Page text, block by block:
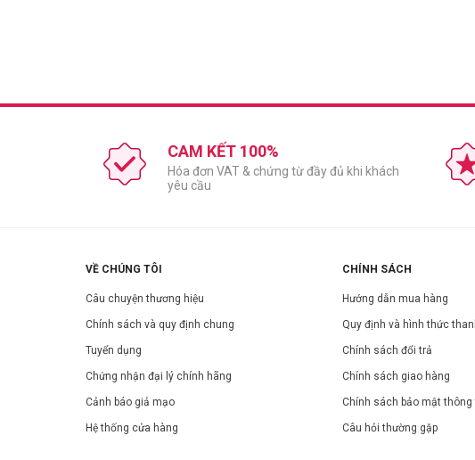
CAM KẾT 100%
Hóa đơn VAT & chứng từ đầy đủ khi khách
yêu cầu
VỀ CHÚNG TÔI
Câu chuyện thương hiệu
Chính sách và quy định chung
Tuyển dụng
Chứng nhận đại lý chính hãng
Cảnh báo giả mạo
Hệ thống cửa hàng
CHÍNH SÁCH
Hướng dẫn mua hàng
Quy định và hình thức
Chính sách đổi trả
Chính sách giao hàng
Chính sách bảo mật thông
Câu hỏi thường gặp